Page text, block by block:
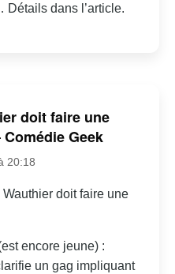
dans l’article.
doit faire une
Geek
20:18
doit faire une
encore jeune) :
un gag impliquant